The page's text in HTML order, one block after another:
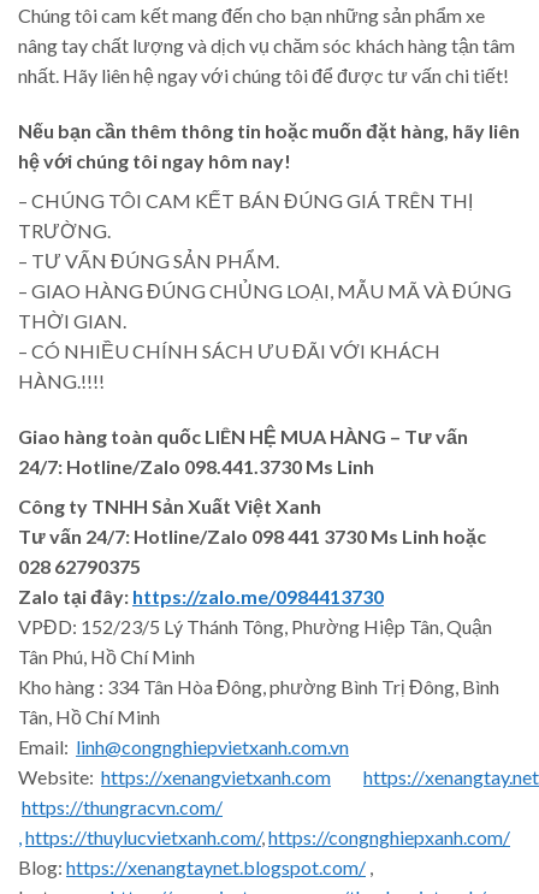
Chúng tôi cam kết mang đến cho bạn những sản phẩm xe
nâng tay chất lượng và dịch vụ chăm sóc khách hàng tận tâm
nhất. Hãy liên hệ ngay với chúng tôi để được tư vấn chi tiết!
Nếu bạn cần thêm thông tin hoặc muốn đặt hàng, hãy liên
hệ với chúng tôi ngay hôm nay!
– CHÚNG TÔI CAM KẾT BÁN ĐÚNG GIÁ TRÊN THỊ
TRƯỜNG.
– TƯ VẤN ĐÚNG SẢN PHẨM.
– GIAO HÀNG ĐÚNG CHỦNG LOẠI, MẪU MÃ VÀ ĐÚNG
THỜI GIAN.
– CÓ NHIỀU CHÍNH SÁCH ƯU ĐÃI VỚI KHÁCH
HÀNG.!!!!
Giao hàng toàn quốc LIÊN HỆ MUA HÀNG – Tư vấn
24/7: Hotline/Zalo 098.441.3730 Ms Linh
Công ty TNHH Sản Xuất Việt Xanh
Tư vấn 24/7: Hotline/Zalo 098 441 3730 Ms Linh hoặc
028 62790375
Zalo tại đây: https://zalo.me/0984413730
VPĐD: 152/23/5 Lý Thánh Tông, Phường Hiệp Tân, Quận
Tân Phú, Hồ Chí Minh
Kho hàng : 334 Tân Hòa Đông, phường Bình Trị Đông, Bình
Tân, Hồ Chí Minh
Email: linh@congnghiepvietxanh.com.vn
Website: https://xenangvietxanh.com
https://xenangtay.net
https://thungracvn.com/
,https://thuylucvietxanh.com/,https://congnghiepxanh.com/
Blog: https://xenangtaynet.blogspot.com/ ,